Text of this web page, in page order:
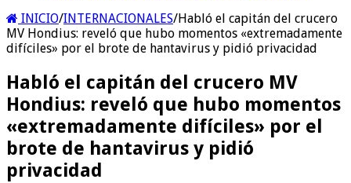
INICIO/INTERNACIONALES/Habló el capitán del crucero
MV Hondius: reveló que hubo momentos «extremadamente
difíciles» por el brote de hantavirus y pidió privacidad
Habló el capitán del crucero MV
Hondius: reveló que hubo momentos
«extremadamente difíciles» por el
brote de hantavirus y pidió
privacidad